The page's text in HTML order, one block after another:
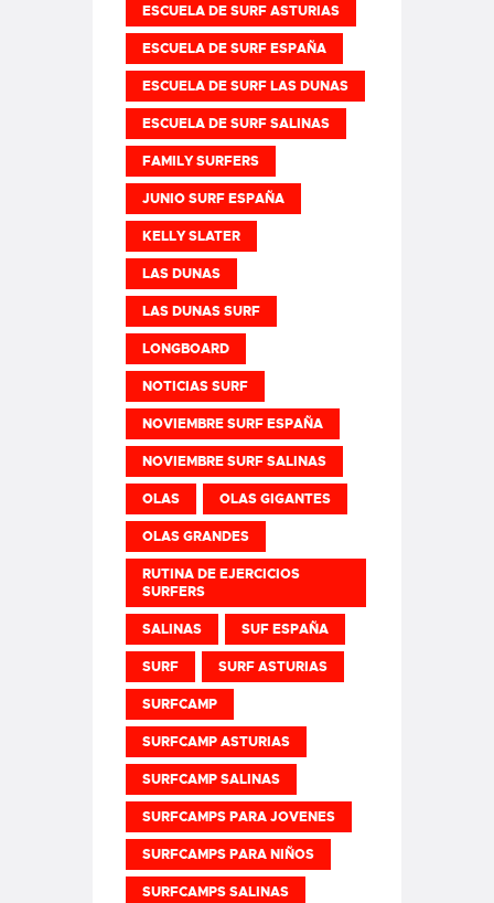
ESCUELA DE SURF ASTURIAS
ESCUELA DE SURF ESPAÑA
ESCUELA DE SURF LAS DUNAS
ESCUELA DE SURF SALINAS
FAMILY SURFERS
JUNIO SURF ESPAÑA
KELLY SLATER
LAS DUNAS
LAS DUNAS SURF
LONGBOARD
NOTICIAS SURF
NOVIEMBRE SURF ESPAÑA
NOVIEMBRE SURF SALINAS
OLAS OLAS GIGANTES
OLAS GRANDES
RUTINA DE EJERCICIOS
SURFERS
SALINAS SUF ESPAÑA
SURF SURF ASTURIAS
SURFCAMP
SURFCAMP ASTURIAS
SURFCAMP SALINAS
SURFCAMPS PARA JOVENES
SURFCAMPS PARA NIÑOS
SURFCAMPS SALINAS